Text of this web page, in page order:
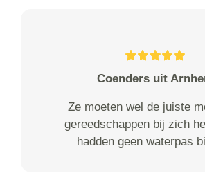
Coenders uit
Ze moeten wel de juiste
gereedschappen bij zich
hadden geen waterpas